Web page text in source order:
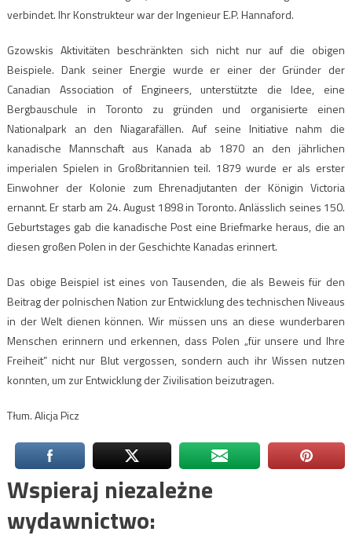
verbindet. Ihr Konstrukteur war der Ingenieur E.P. Hannaford.
Gzowskis Aktivitäten beschränkten sich nicht nur auf die obigen
Beispiele. Dank seiner Energie wurde er einer der Gründer der
Canadian Association of Engineers, unterstützte die Idee, eine
Bergbauschule in Toronto zu gründen und organisierte einen
Nationalpark an den Niagarafällen. Auf seine Initiative nahm die
kanadische Mannschaft aus Kanada ab 1870 an den jährlichen
imperialen Spielen in Großbritannien teil. 1879 wurde er als erster
Einwohner der Kolonie zum Ehrenadjutanten der Königin Victoria
ernannt. Er starb am 24. August 1898 in Toronto. Anlässlich seines 150.
Geburtstages gab die kanadische Post eine Briefmarke heraus, die an
diesen großen Polen in der Geschichte Kanadas erinnert.
Das obige Beispiel ist eines von Tausenden, die als Beweis für den
Beitrag der polnischen Nation zur Entwicklung des technischen Niveaus
in der Welt dienen können. Wir müssen uns an diese wunderbaren
Menschen erinnern und erkennen, dass Polen „für unsere und Ihre
Freiheit” nicht nur Blut vergossen, sondern auch ihr Wissen nutzen
konnten, um zur Entwicklung der Zivilisation beizutragen.
Tłum. Alicja Picz
Wspieraj niezależne
wydawnictwo: